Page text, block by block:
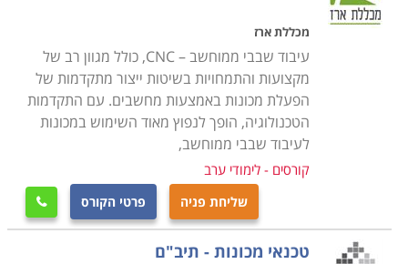
מכללת ארז
עיבוד שבבי ממוחשב – CNC, כולל מגוון רב של
מקצועות והתמחויות בשיטות ייצור מתקדמות של
הפעלת מכונות באמצעות מחשבים. עם התקדמות
הטכנולוגיה, הופך לנפוץ מאוד השימוש במכונות
לעיבוד שבבי ממוחשב,
קורסים - לימודי ערב
שליחת פניה פרטי הקורס 
טכנאי מכונות - תיב"ם